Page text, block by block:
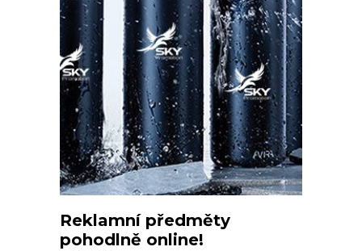
Reklamní předměty
pohodlně online!